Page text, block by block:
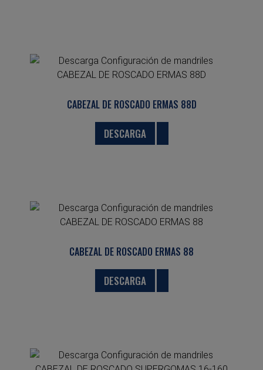
CABEZAL DE ROSCADO ERMAS 88D
DESCARGA
CABEZAL DE ROSCADO ERMAS 88
DESCARGA